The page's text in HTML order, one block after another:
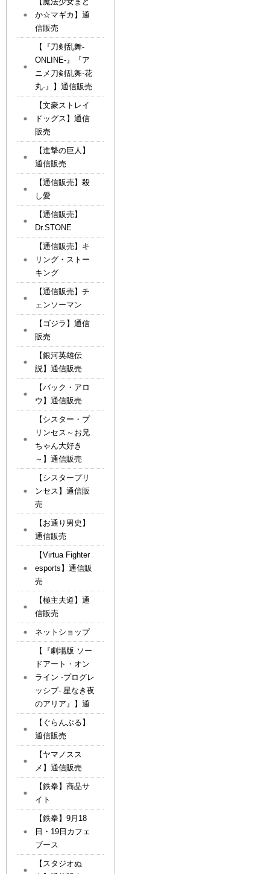
か☆マギカ】通
信販売
【『刀剣乱舞-
ONLINE-』『ア
ニメ刀剣乱舞-花
丸-』】通信販売
【文豪ストレイ
ドッグス】通信
販売
【進撃の巨人】
通信販売
【通信販売】殺
し愛
【通信販売】
Dr.STONE
【通信販売】キ
リング・ストー
キング
【通信販売】チ
ェンソーマン
【ゴジラ】通信
販売
【銀河英雄伝
説】通信販売
【バック・アロ
ウ】通信販売
【シスター・プ
リンセス～お兄
ちゃん大好き
～】通信販売
【シスタープリ
ンセス】通信販
売
【お通り男史】
通信販売
【Virtua Fighter
esports】通信販
売
【極主夫道】通
信販売
ネットショップ
【『劇場版 ソー
ドアート・オン
ライン -プログレ
ッシブ- 星なき夜
のアリア』】通
【ぐらんぶる】
通信販売
【ヤマノスス
メ】通信販売
【鉄拳】商品サ
イト
【鉄拳】9月18
日・19日カフェ
ブース
【スタジオぬ